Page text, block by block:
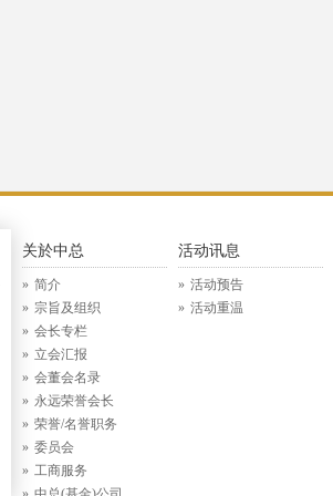
关於中总
简介
宗旨及组织
会长专栏
立会汇报
会董会名录
永远荣誉会长
荣誉/名誉职务
委员会
工商服务
活动讯息
活动预告
活动重温